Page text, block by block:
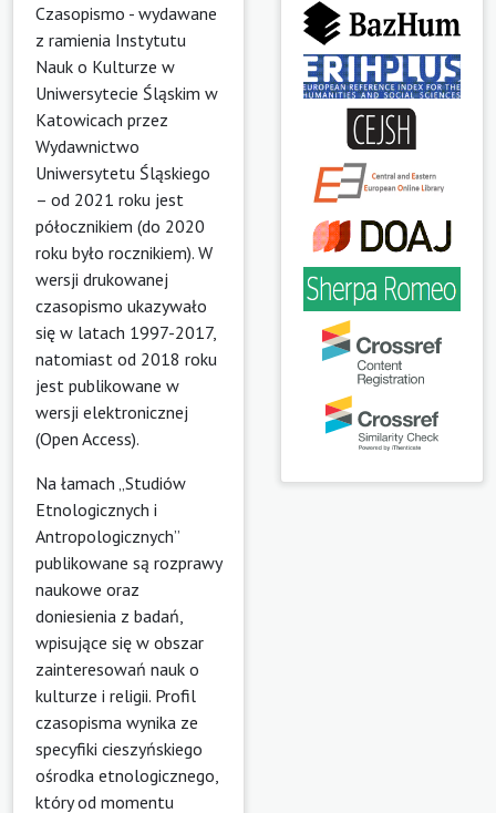
Czasopismo - wydawane
z ramienia Instytutu
Nauk o Kulturze w
Uniwersytecie Śląskim w
Katowicach przez
Wydawnictwo
Uniwersytetu Śląskiego
– od 2021 roku jest
półocznikiem (do 2020
roku było rocznikiem). W
wersji drukowanej
czasopismo ukazywało
się w latach 1997-2017,
natomiast od 2018 roku
jest publikowane w
wersji elektronicznej
(Open Access).
Na łamach „Studiów
Etnologicznych i
Antropologicznych”
publikowane są rozprawy
naukowe oraz
doniesienia z badań,
wpisujące się w obszar
zainteresowań nauk o
kulturze i religii. Profil
czasopisma wynika ze
specyfiki cieszyńskiego
ośrodka etnologicznego,
który od momentu